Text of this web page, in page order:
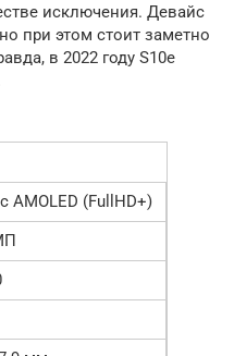
исключения. Девайс
при этом стоит заметно
в 2022 году S10e
AMOLED (FullHD+)